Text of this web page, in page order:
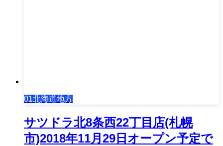
01北海道地方
サツドラ北8条西22丁目店(札幌
市)2018年11月29日オープン予定で